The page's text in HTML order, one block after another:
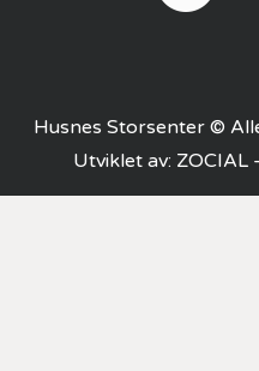
Husnes Storsenter ©
Utviklet av: ZOCIAL